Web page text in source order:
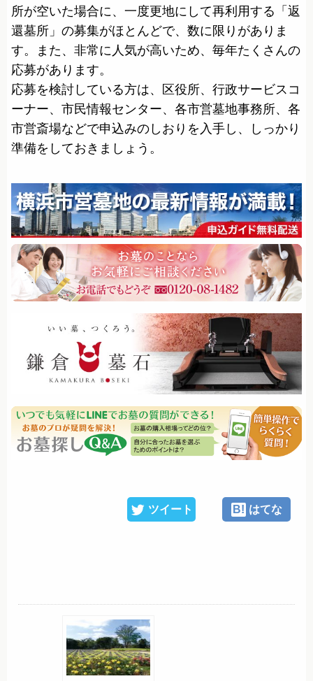
所が空いた場合に、一度更地にして再利用する「返
還墓所」の募集がほとんどで、数に限りがありま
す。また、非常に人気が高いため、毎年たくさんの
応募があります。
応募を検討している方は、区役所、行政サービスコ
ーナー、市民情報センター、各市営墓地事務所、各
市営斎場などで申込みのしおりを入手し、しっかり
準備をしておきましょう。
ツイート B! はてな